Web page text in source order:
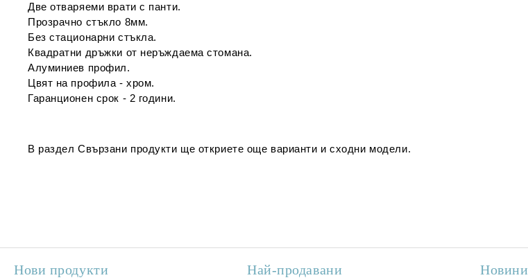
Две отваряеми врати с панти.
Прозрачно стъкло 8мм.
Без стационарни стъкла.
Квадратни дръжки от неръждаема стомана.
Алуминиев профил.
Цвят на профила - хром.
Гаранционен срок - 2 години.
В разделСвързани продукти ще откриете още варианти и сходни модели.
Нови продукти Най-продавани Новини